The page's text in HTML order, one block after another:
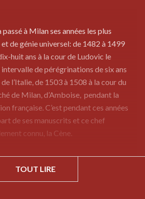
à Milan ses années les plus
de génie universel: de 1482 à 1499
huit ans à la cour de Ludovic le
de pérégrinations de six ans
l’Italie, de 1503 à 1508 à la cour du
de Milan, d’Amboise, pendant la
française. C’est pendant ces années
de ses manuscrits et ce chef
connu, la Cène.
TOUT LIRE